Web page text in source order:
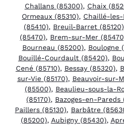
Challans (85300), Chaix
Ormeaux (85310), Chaillé-
(85410), Breuil-Barret (85120)
(85470), Brem-sur-Mer
Bourneau (85200), Boulogne
Bouillé-Courdault (85420),
Cené (85710), Bessay (85320),
sur-Vie (85170), Beauvoir-sur-
(85500), Beaulieu-sous-la-
(85170), Bazoges-en-Pareds
Paillers (85130), Barbâtre
(85200), Aubigny (85430),